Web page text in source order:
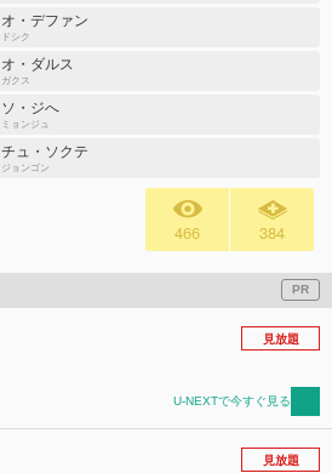
オ・デファン
ドシク
オ・ダルス
ガクス
ソ・ジへ
ミョンジュ
チュ・ソクテ
ジョンゴン
466 384
PR
見放題
U-NEXTで今すぐ見る
見放題